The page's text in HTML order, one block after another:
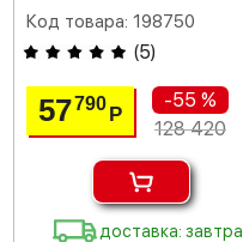
Код товара: 198750
(5)
57790Р
-55 %
128 420
доставка: завтра